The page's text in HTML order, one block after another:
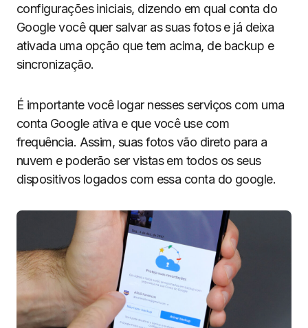
configurações iniciais, dizendo em qual conta do
Google você quer salvar as suas fotos e já deixa
ativada uma opção que tem acima, de backup e
sincronização.
É importante você logar nesses serviços com uma
conta Google ativa e que você use com
frequência. Assim, suas fotos vão direto para a
nuvem e poderão ser vistas em todos os seus
dispositivos logados com essa conta do google.